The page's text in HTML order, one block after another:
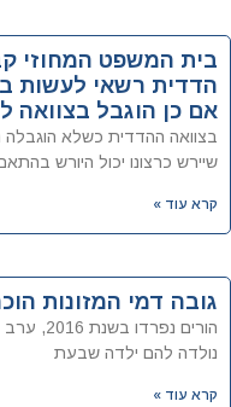
בית המשפט המחוזי
הדדית רשאי לעשות
אם כן הוגבל בצוואה
בצוואה ההדדית כשלא הוגבלה
שיירש כרצונו יכול היורש בהתאם
קרא עוד »
גובה דמי המזונות
הורים
נולדה להם ילדה שבעת
קרא עוד »